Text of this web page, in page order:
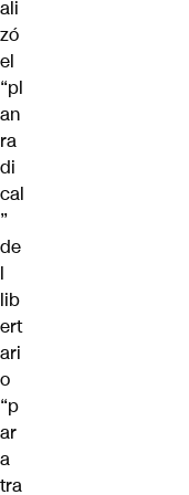
ali
zó
el
“pl
an
ra
di
cal
”
de
l
lib
ert
ari
o
“p
ar
a
tra